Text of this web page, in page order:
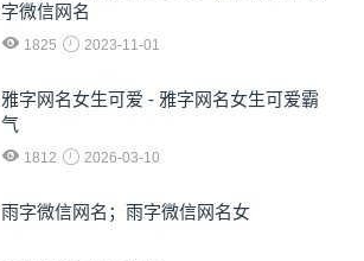
字微信网名
1825 2023-11-01
雅字网名女生可爱 - 雅字网名女生可爱霸
气
1812 2026-03-10
雨字微信网名；雨字微信网名女